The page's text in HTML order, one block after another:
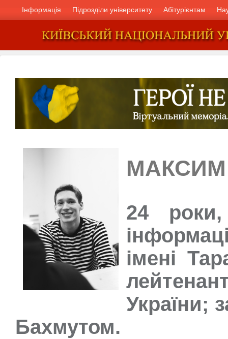
Інформація Підрозділи університету Абітурієнтам
24 роки,
імені
України;
Бахмутом.